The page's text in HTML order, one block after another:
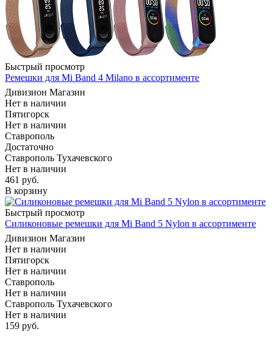
Быстрый просмотр
Ремешки для Mi Band 4 Milano в ассортименте
Дивизион Магазин
Нет в наличии
Пятигорск
Нет в наличии
Ставрополь
Достаточно
Ставрополь Тухачевского
Нет в наличии
461 руб.
В корзину
Быстрый просмотр
Силиконовые ремешки для Mi Band 5 Nylon в ассортименте
Дивизион Магазин
Нет в наличии
Пятигорск
Нет в наличии
Ставрополь
Нет в наличии
Ставрополь Тухачевского
Нет в наличии
159 руб.